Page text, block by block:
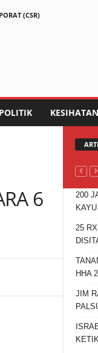
(CSR)
POLITIK KESIHATAN
6
200
25
HHA
JIM